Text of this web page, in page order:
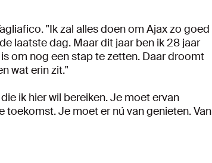
"Ik zal alles doen om Ajax zo goed
laatste dag. Maar dit jaar ben ik 28 jaar
om nog een stap te zetten. Daar droomt
wat erin zit."
ik hier wil bereiken. Je moet ervan
Je moet er nú van genieten. Van